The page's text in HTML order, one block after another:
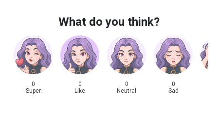
What do you think?
0
Super
0
Like
0
Neutral
0
Sad